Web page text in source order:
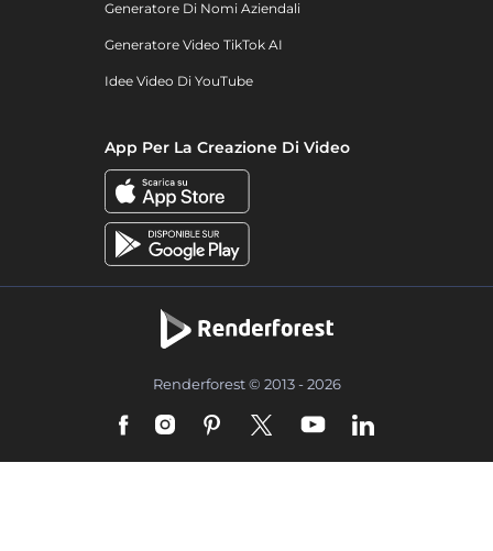
Generatore Di Nomi Aziendali
Generatore Video TikTok AI
Idee Video Di YouTube
App Per La Creazione Di Video
Renderforest © 2013 - 2026